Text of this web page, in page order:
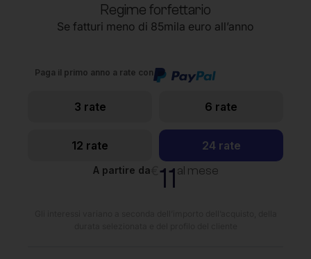
Regime forfettario
Se fatturi meno di 85mila euro all’anno
Paga il primo anno a rate con
3 rate 6 rate
12 rate 24 rate
A partire da 11al mese